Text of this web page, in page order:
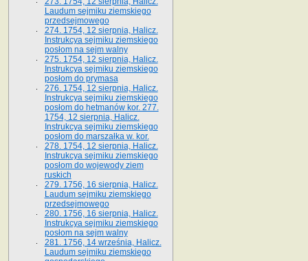
Laudum sejmiku ziemskiego
przedsejmowego
274. 1754, 12 sierpnia, Halicz.
Instrukcya sejmiku ziemskiego
posłom na sejm walny
275. 1754, 12 sierpnia, Halicz.
Instrukcya sejmiku ziemskiego
posłom do prymasa
276. 1754, 12 sierpnia, Halicz.
Instrukcya sejmiku ziemskiego
posłom do hetmanów kor. 277.
1754, 12 sierpnia, Halicz.
Instrukcya sejmiku ziemskiego
posłom do marszałka w. kor.
278. 1754, 12 sierpnia, Halicz.
Instrukcya sejmiku ziemskiego
posłom do wojewody ziem
ruskich
279. 1756, 16 sierpnia, Halicz.
Laudum sejmiku ziemskiego
przedsejmowego
280. 1756, 16 sierpnia, Halicz.
Instrukcya sejmiku ziemskiego
posłom na sejm walny
281. 1756, 14 września, Halicz.
Laudum sejmiku ziemskiego